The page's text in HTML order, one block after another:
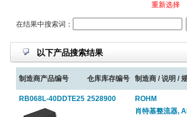
重新选择
在结果中搜索词：
以下产品搜索结果
制造商产品编号 仓库库存编号 制造商 / 说明 /
RB068L-40DDTE25 2528900
ROHM
肖特基整流器,